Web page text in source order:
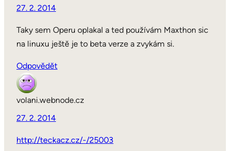
27. 2. 2014
Taky sem Operu oplakal a ted používám Maxthon sic
na linuxu ještě je to beta verze a zvykám si.
Odpovědět
volani.webnode.cz
27. 2. 2014
http://teckacz.cz/-/25003